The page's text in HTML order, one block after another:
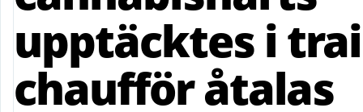
upptäcktes i
chaufför åtalas